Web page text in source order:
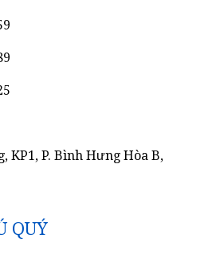
KP1, P. Bình Hưng Hòa B,
QUÝ